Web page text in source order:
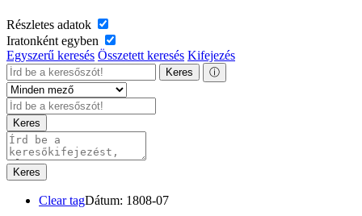
Részletes adatok
Iratonként egyben
Egyszerű keresés Összetett keresés Kifejezés
Keres ⓘ
Keres
Keres
Clear tagDátum: 1808-07